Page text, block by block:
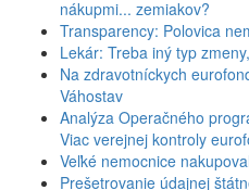
nákupmi... zemiakov?
Transparency: Polovica
Lekár: Treba iný typ
Na zdravotníckych
Váhostav
Analýza Operačného
Viac verejnej kontroly
Veľké nemocnice
Prešetrovanie údajnej